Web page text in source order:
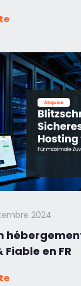
2024
en FR